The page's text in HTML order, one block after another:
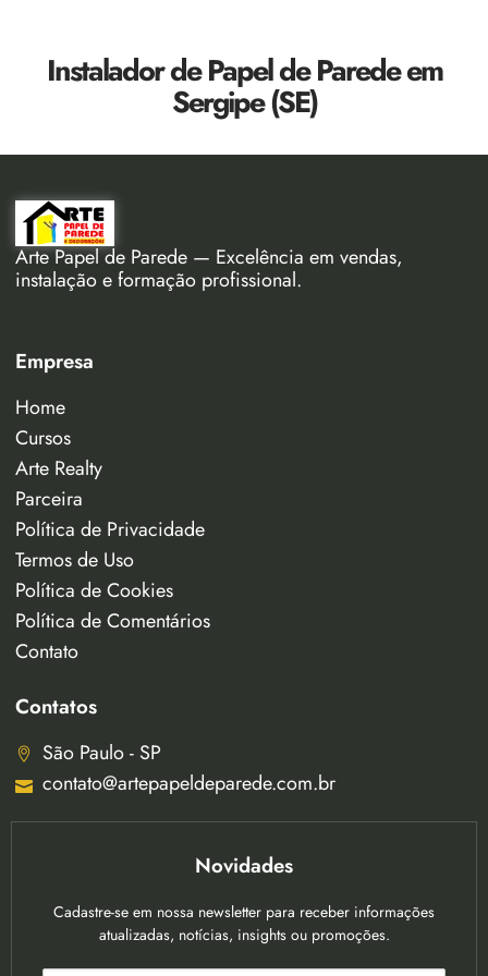
Instalador de Papel de Parede em
Sergipe (SE)
Arte Papel de Parede — Excelência em vendas,
instalação e formação profissional.
Empresa
Home
Cursos
Arte Realty
Parceira
Política de Privacidade
Termos de Uso
Política de Cookies
Política de Comentários
Contato
Contatos
São Paulo - SP
contato@artepapeldeparede.com.br
Novidades
Cadastre-se em nossa newsletter para receber informações
atualizadas, notícias, insights ou promoções.